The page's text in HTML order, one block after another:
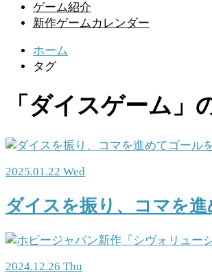
ゲーム紹介
新作ゲームカレンダー
ホーム
タグ
「ダイスゲーム」
2025.01.22 Wed
ダイスを振り、コマを
2024.12.26 Thu